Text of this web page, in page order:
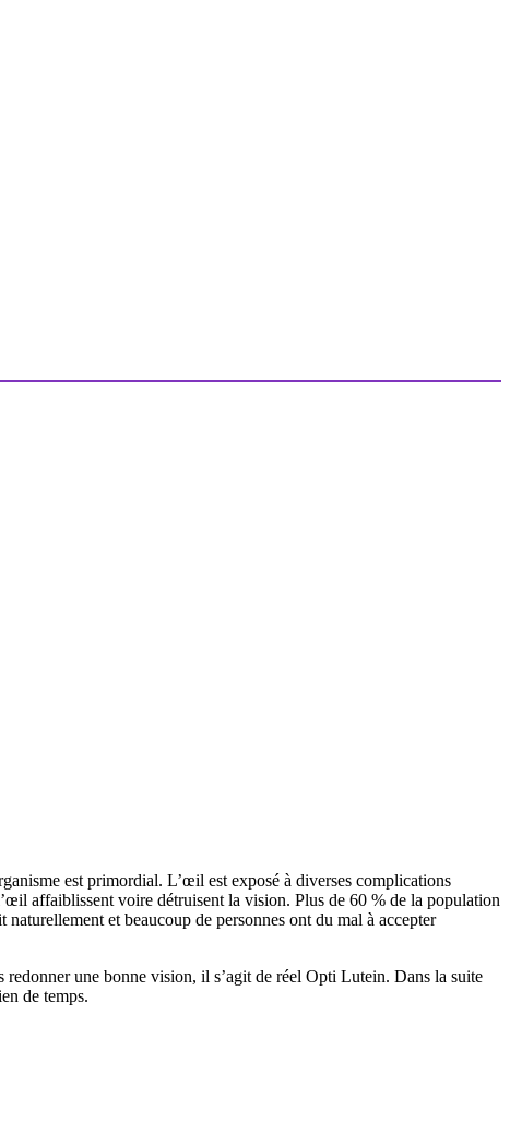
est primordial. L’œil est exposé à diverses complications
affaiblissent voire détruisent la vision. Plus de 60 % de la population
et beaucoup de personnes ont du mal à accepter
une bonne vision, il s’agit de réel Opti Lutein. Dans la suite
de temps.